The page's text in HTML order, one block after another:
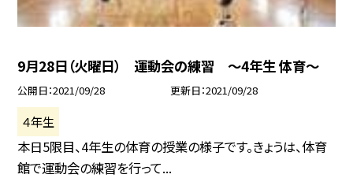
9月28日（火曜日） 運動会の練習 〜4年生 体育〜
公開日 2021/09/28 更新日 2021/09/28
４年生
本日5限目、4年生の体育の授業の様子です。きょうは、体育
館で運動会の練習を行って...